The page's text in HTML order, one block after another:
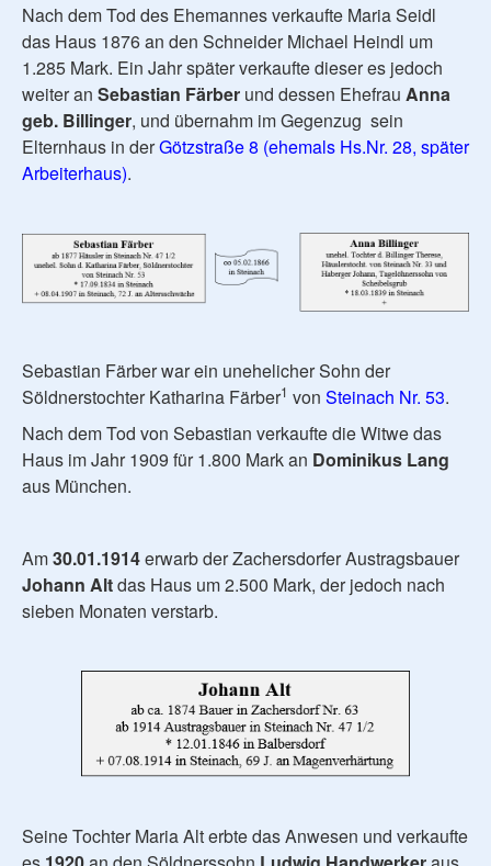
Nach dem Tod des Ehemannes verkaufte Maria Seidl
das Haus 1876 an den Schneider Michael Heindl um
1.285 Mark. Ein Jahr später verkaufte dieser es jedoch
weiter an Sebastian Färber und dessen Ehefrau Anna
geb. Billinger, und übernahm im Gegenzug sein
Elternhaus in derGötzstraße 8 (ehemals Hs.Nr. 28, später
Arbeiterhaus).
Sebastian Färber war ein unehelicher Sohn der
Söldnerstochter Katharina Färber1 von Steinach Nr. 53.
Nach dem Tod von Sebastian verkaufte die Witwe das
Haus im Jahr 1909 für 1.800 Mark an Dominikus Lang
aus München.
Am30.01.1914erwarb der Zachersdorfer Austragsbauer
Johann Altdas Haus um 2.500 Mark, der jedoch nach
sieben Monaten verstarb.
Seine Tochter Maria Alt erbte das Anwesen und verkaufte